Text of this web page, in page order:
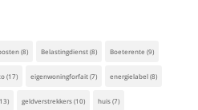
(8) Belastingdienst(8) Boeterente (9)
(17) eigenwoningforfait(7) energielabel(8)
geldverstrekkers(10) huis(7)